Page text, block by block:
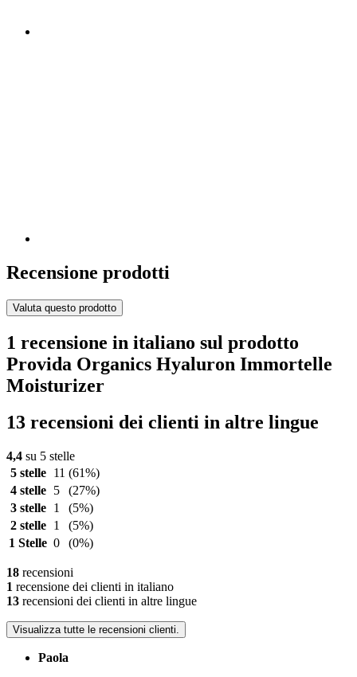
Recensione prodotti
Valuta questo prodotto
1 recensione in italiano sul prodotto
Provida Organics Hyaluron Immortelle
Moisturizer
13 recensioni dei clienti in altre lingue
4,4 su 5 stelle
5 stelle
11 (61%)
4 stelle
5
(27%)
3 stelle
1
(5%)
2 stelle
1
(5%)
1 Stelle 0 (0%)
18 recensioni
1 recensione dei clienti in italiano
13 recensioni dei clienti in altre lingue
Visualizza tutte le recensioni clienti.
Paola